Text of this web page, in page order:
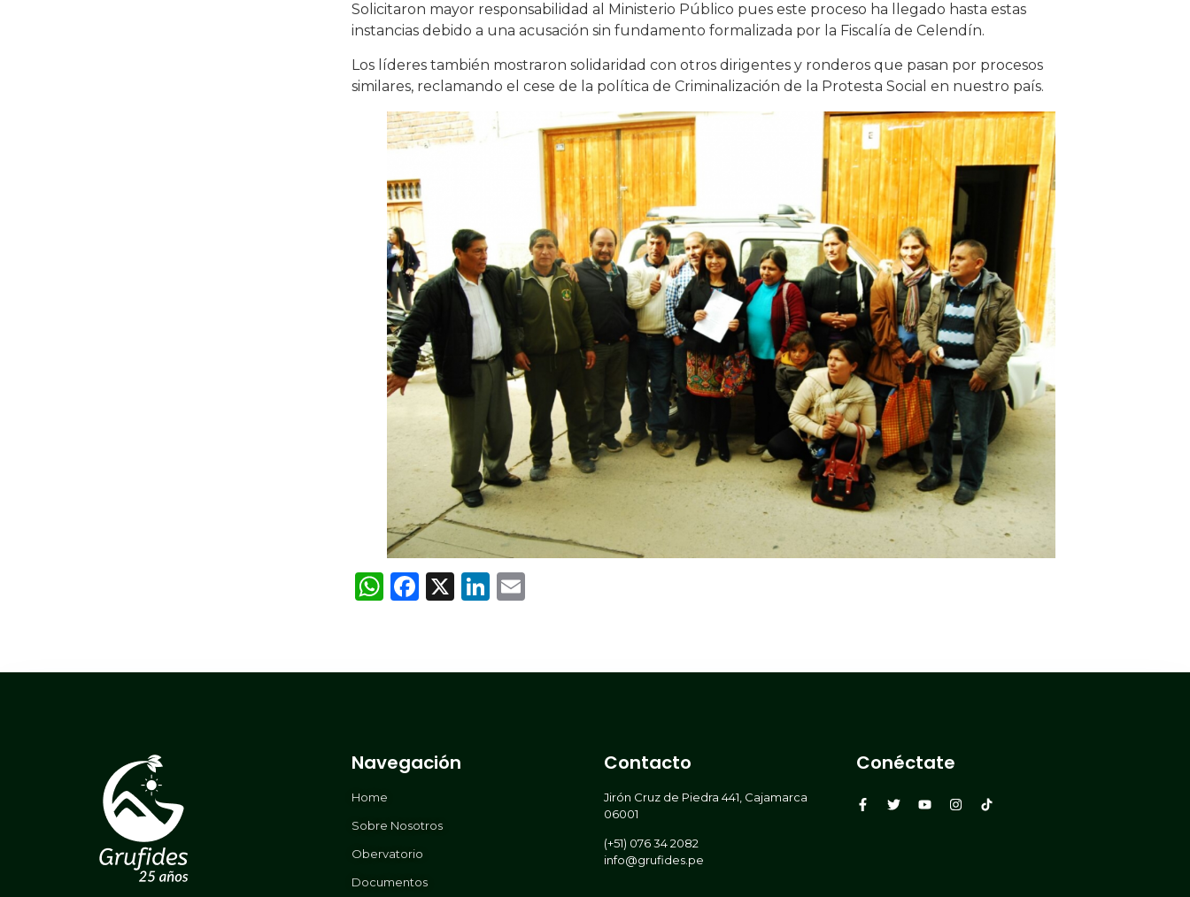
Solicitaron mayor responsabilidad al Ministerio Público pues este proceso ha llegado hasta estas
instancias debido a una acusación sin fundamento formalizada por la Fiscalía de Celendín.
Los líderes también mostraron solidaridad con otros dirigentes y ronderos que pasan por procesos
similares, reclamando el cese de la política de Criminalización de la Protesta Social en nuestro país.
WhatsApp
Facebook
X LinkedIn
Navegación
Home
Sobre Nosotros
Obervatorio
Documentos
Contacto
Jirón Cruz de Piedra 441, Cajamarca
06001
(+51) 076 34 2082
info@grufides.pe
Conéctate